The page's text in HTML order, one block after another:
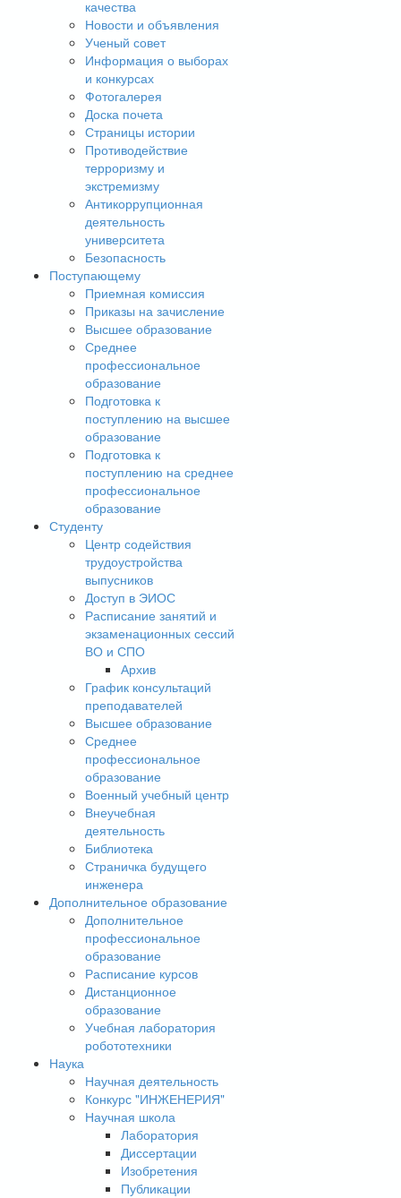
качества
Новости и объявления
Ученый совет
Информация о выборах
и конкурсах
Фотогалерея
Доска почета
Страницы истории
Противодействие
терроризму и
экстремизму
Антикоррупционная
деятельность
университета
Безопасность
Поступающему
Приемная комиссия
Приказы на зачисление
Высшее образование
Среднее
профессиональное
образование
Подготовка к
поступлению на высшее
образование
Подготовка к
поступлению на среднее
профессиональное
образование
Студенту
Центр содействия
трудоустройства
выпусников
Доступ в ЭИОС
Расписание занятий и
экзаменационных сессий
ВО и СПО
Архив
График консультаций
преподавателей
Высшее образование
Среднее
профессиональное
образование
Военный учебный центр
Внеучебная
деятельность
Библиотека
Страничка будущего
инженера
Дополнительное образование
Дополнительное
профессиональное
образование
Расписание курсов
Дистанционное
образование
Учебная лаборатория
робототехники
Наука
Научная деятельность
Конкурс "ИНЖЕНЕРИЯ"
Научная школа
Лаборатория
Диссертации
Изобретения
Публикации